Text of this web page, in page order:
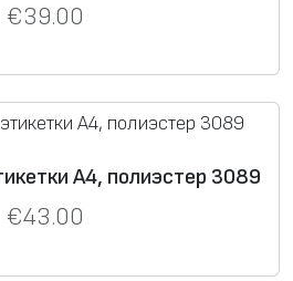
€39.00
А4, полиэстер 3089
€43.00